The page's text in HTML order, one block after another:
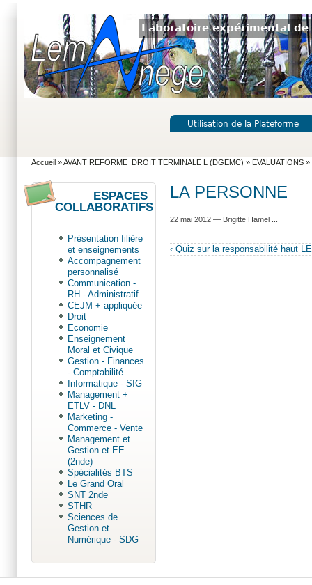
Laboratoire expérimental
Utilisation de la Plateforme
Accueil »AVANT REFORME_DROIT TERMINALE L (DGEMC) » EVALUATIONS »
LA PERSONNE
22 mai 2012 — Brigitte Hamel ...
‹ Quiz sur la responsabilité haut
ESPACES
COLLABORATIFS
Présentation filière
et enseignements
Accompagnement
personnalisé
Communication -
RH - Administratif
CEJM + appliquée
Droit
Economie
Enseignement
Moral et Civique
Gestion - Finances
- Comptabilité
Informatique - SIG
Management +
ETLV - DNL
Marketing -
Commerce - Vente
Management et
Gestion et EE
(2nde)
Spécialités BTS
Le Grand Oral
SNT 2nde
STHR
Sciences de
Gestion et
Numérique - SDG